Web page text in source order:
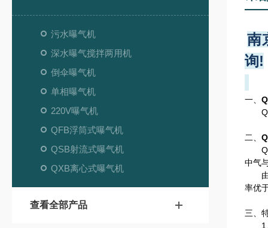
污水曝气机
深水曝气搅拌两用机
倒伞曝气机
单相曝气机
220V曝气机
QFB浮筒式曝气机
QSB射流式曝气机
QXB离心式曝气机
查看全部产品
南
询!
一、
二、
中气
由
率优
三、
1、